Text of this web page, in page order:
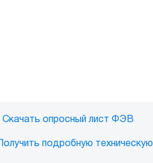
Скачать опросный лист ФЭВ
Получить подробную техническую